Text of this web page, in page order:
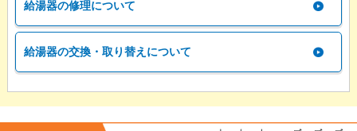
給湯器の修理について
給湯器の交換・取り替えについて